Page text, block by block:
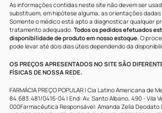
As informações contidas neste site não devem ser
substituem, em hipótese alguma, as orientações
Somente o médico está apto a diagnosticar qualquer
tratamento adequado. Todos os pedidos efetuados
disponibilidade de produto em nosso estoque.O
pode levar até dois dias úteis dependendo da
OS PREÇOS APRESENTADOS NO SITE SÃO
FÍSICAS DE NOSSA REDE.
FARMÁCIA PREÇO POPULAR | Cia Latino Americana de
84.683.481/0416-04 | End: Av. Santo Albano, 490 - Vila
000Farmacêutica Responsável: Amanda Zelia Deodato |